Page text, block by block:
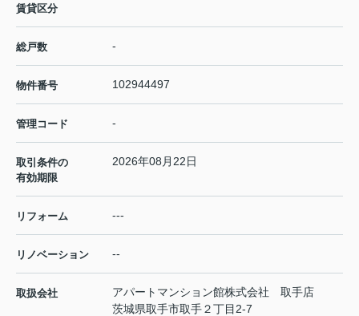
賃貸区分
総戸数 -
物件番号 102944497
管理コード -
取引条件の
有効期限
2026年08月22日
リフォーム ---
リノベーション --
取扱会社
アパートマンション館株式会社 取手店
茨城県取手市取手２丁目2-7